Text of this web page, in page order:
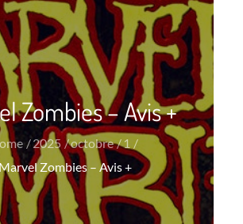
Zombies – Avis +
2025 octobre
1
Marvel Zombies – Avis +